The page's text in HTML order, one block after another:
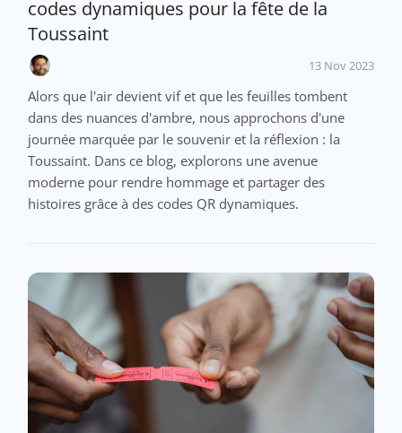
codes dynamiques pour la fête de la
Toussaint
13 Nov 2023
Alors que l'air devient vif et que les feuilles tombent
dans des nuances d'ambre, nous approchons d'une
journée marquée par le souvenir et la réflexion : la
Toussaint. Dans ce blog, explorons une avenue
moderne pour rendre hommage et partager des
histoires grâce à des codes QR dynamiques.